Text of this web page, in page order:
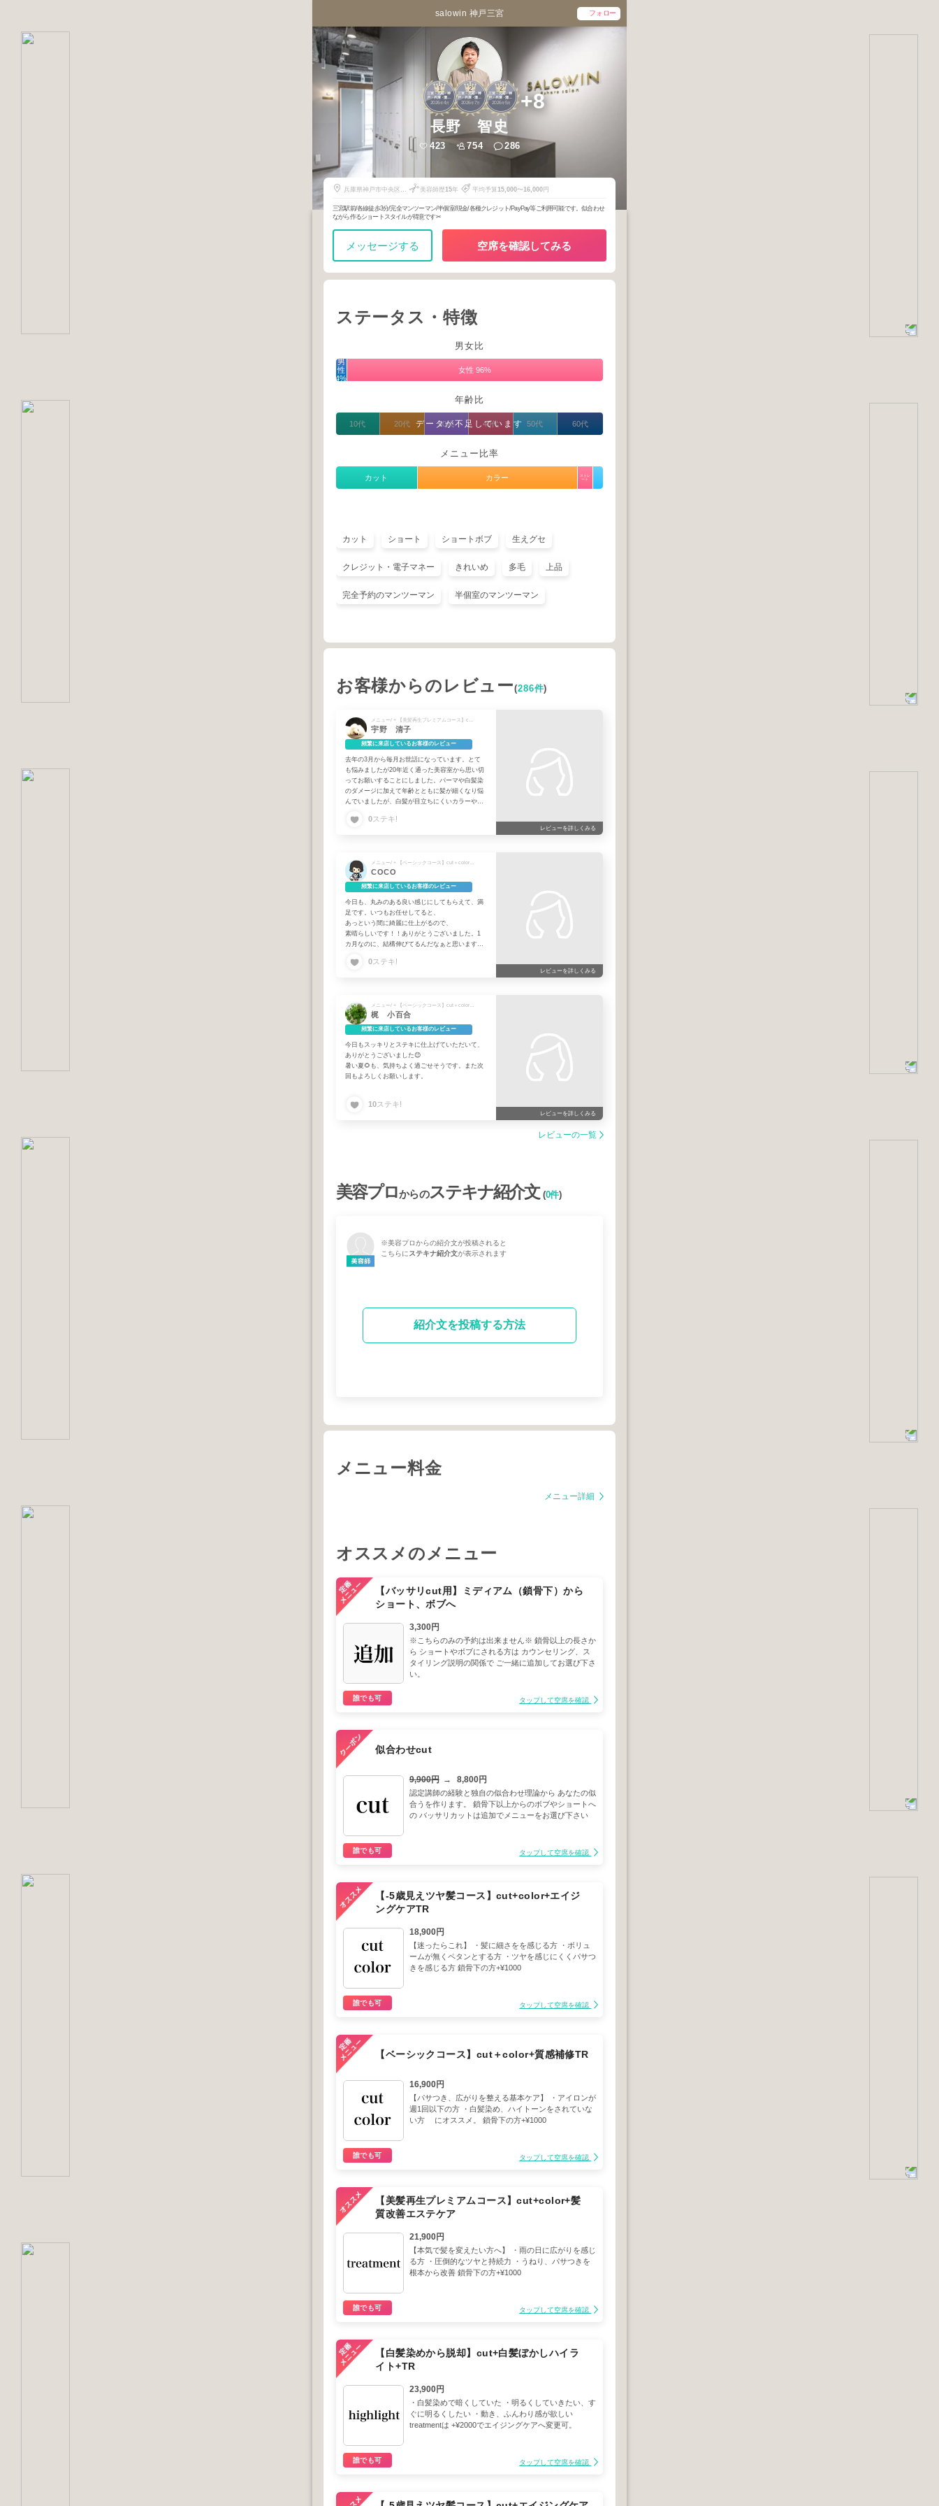
salowin 神戸三宮 フォロー
1
三宮・元町・神
戸・兵庫・灘・
東灘2026年4月
2
三宮・元町・神
戸・兵庫・灘・
東灘2026年7月
2
三宮・元町・神
戸・兵庫・灘・
東灘2026年5月 +8
長野 智史
423 754 286
兵庫県神戸市中央区三
美容師歴15年 平均予算15,000〜16,000円
三宮駅前/各線徒歩3分/完全マンツーマン/半個室/現金/各種クレジット/PayPay等ご利用可能です。似合わせ
ながら作るショートスタイルが得意です✂︎
メッセージする 空席を確認してみる
ステータス・特徴
男女比
男
性
4%
女性 96%
年齢比
データが不足しています
10代 20代 30代 40代 50代 60代
メニュー比率
カット カラー
ストレ
ート
カット ショート ショートボブ 生えグセ
クレジット・電子マネー きれいめ 多毛 上品
完全予約のマンツーマン 半個室のマンツーマン
お客様からのレビュー(286件)
宇野 清子
頻繁に来店しているお客様のレビュー
去年の3月から毎月お世話になっています。とて
も悩みましたが20年近く通った美容室から思い切
ってお願いすることにしました。パーマや白髪染
のダメージに加えて年齢とともに髪が細くなり悩
んでいましたが、白髪が目立ちにくいカラーや素
りから髪型をほめられるようになりました。教え
せできる美容師さんです。これからもよろしくお
願いします。
0ステキ!
レビューを詳しくみる
COCO
頻繁に来店しているお客様のレビュー
今日も、丸みのある良い感じにしてもらえて、満
足です。いつもお任せしてると、
あっという間に綺麗に仕上がるので、
素晴らしいです！！ありがとうございました。1
カ月なのに、結構伸びてるんだなぁと思います。
その日のうちに流せるマスカラタイプを買いまし
って下さい。また来月もよろしくお願いいたしま
す。
0ステキ!
レビューを詳しくみる
梶 小百合
頻繁に来店しているお客様のレビュー
今日もスッキリとステキに仕上げていただいて、
ありがとうございました😊
暑い夏🌻も、気持ちよく過ごせそうです。また次
回もよろしくお願いします。
10ステキ!
レビューを詳しくみる
レビューの一覧
美容プロからのステキナ紹介文(0件)
※美容プロからの紹介文が投稿されると
こちらにステキナ紹介文が表示されます
紹介文を投稿する方法
メニュー料金
メニュー詳細
オススメのメニュー
【バッサリcut用】ミディアム（鎖骨下）から
ショート、ボブへ
3,300円
※こちらのみの予約は出来ません※ 鎖骨以上の長さか
ら ショートやボブにされる方は カウンセリング、ス
タイリング説明の関係で ご一緒に追加してお選び下さ
い。
誰でも可 タップして空席を確認
似合わせcut
9,900円 → 8,800円
認定講師の経験と独自の似合わせ理論から あなたの似
合うを作ります。 鎖骨下以上からのボブやショートへ
の バッサリカットは追加でメニューをお選び下さい
誰でも可 タップして空席を確認
【-5歳見えツヤ髪コース】cut+color+エイジ
ングケアTR
18,900円
【迷ったらこれ】 ・髪に細さをを感じる方 ・ボリュ
ームが無くペタンとする方 ・ツヤを感じにくくパサつ
きを感じる方 鎖骨下の方+¥1000
誰でも可 タップして空席を確認
【ベーシックコース】cut＋color+質感補修TR
16,900円
【パサつき、広がりを整える基本ケア】 ・アイロンが
週1回以下の方 ・白髪染め、ハイトーンをされていな
い方 にオススメ。 鎖骨下の方+¥1000
誰でも可 タップして空席を確認
【美髪再生プレミアムコース】cut+color+髪
質改善エステケア
21,900円
【本気で髪を変えたい方へ】 ・雨の日に広がりを感じ
る方 ・圧倒的なツヤと持続力 ・うねり、パサつきを
根本から改善 鎖骨下の方+¥1000
誰でも可 タップして空席を確認
【白髪染めから脱却】cut+白髪ぼかしハイラ
イト+TR
23,900円
・白髪染めで暗くしていた ・明るくしていきたい、す
ぐに明るくしたい ・動き、ふんわり感が欲しい
treatmentは +¥2000でエイジングケアへ変更可。
誰でも可 タップして空席を確認